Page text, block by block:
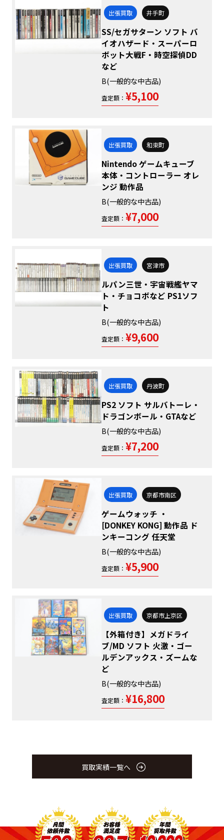
出張買取 井手町
SS/セガサターン ソフト バ
イオハザード・スーパーロ
ボット大戦F・時空探偵DD
など
B(一般的な中古品)
査定額： ¥5,100
出張買取 和束町
Nintendo ゲームキューブ
本体・コントローラー オレ
ンジ 動作品
B(一般的な中古品)
査定額： ¥7,000
出張買取 宮津市
ルパン三世・宇宙戦艦ヤマ
ト・チョコボなど PS1ソフ
ト
B(一般的な中古品)
査定額： ¥9,600
出張買取 丹波町
PS2 ソフト サルバトーレ・
ドラゴンボール・GTAなど
B(一般的な中古品)
査定額： ¥7,200
出張買取 京都市南区
ゲームウォッチ ・
[DONKEY KONG] 動作品 ド
ンキーコング 任天堂
B(一般的な中古品)
査定額： ¥5,900
出張買取 京都市上京区
【外箱付き】メガドライ
ブ/MD ソフト 火激・ゴー
ルデンアックス・ズームな
ど
B(一般的な中古品)
査定額： ¥16,800
買取実績一覧へ